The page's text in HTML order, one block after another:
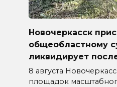
Новочеркасск
общеобластному
ликвидирует
8 августа
площадок